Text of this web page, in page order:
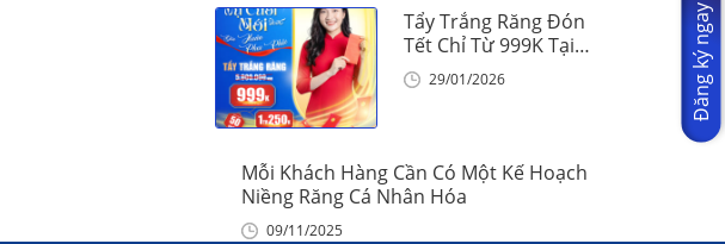
Tẩy Trắng Răng Đón
Tết Chỉ Từ 999K Tại
Nha Khoa Vinalign
29/01/2026
Mỗi Khách Hàng Cần Có Một Kế Hoạch
Niềng Răng Cá Nhân Hóa
09/11/2025
Đăng ký ngay